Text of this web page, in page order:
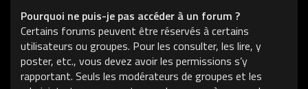
Pourquoi ne puis-je pas accéder à un forum ?
Certains forums peuvent être réservés à certains
utilisateurs ou groupes. Pour les consulter, les lire, y
poster, etc., vous devez avoir les permissions s’y
rapportant. Seuls les modérateurs de groupes et les